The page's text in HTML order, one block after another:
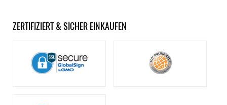
ZERTIFIZIERT & SICHER EINKAUFEN